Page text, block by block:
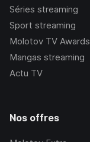
Séries streaming
Sport streaming
Molotov TV Awards
Mangas streaming
Actu TV
Nos offres